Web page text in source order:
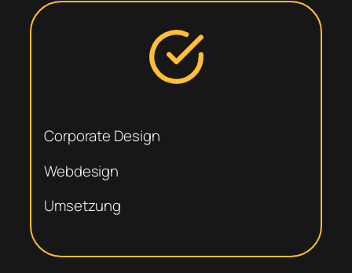
Corporate Design
Webdesign
Umsetzung